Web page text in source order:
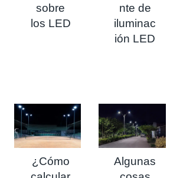
sobre
los LED
nte de
iluminac
ión LED
¿Cómo
Algunas